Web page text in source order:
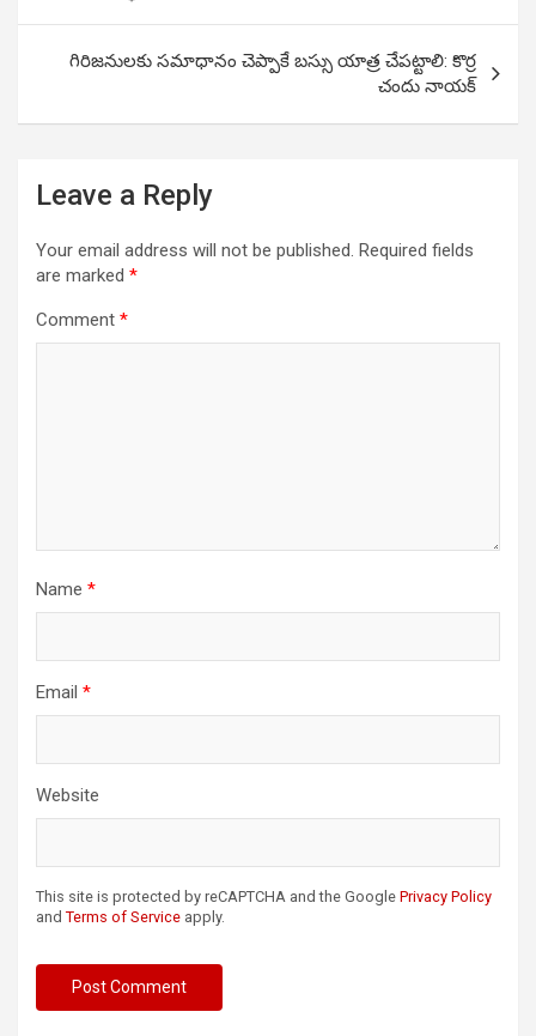
గిరిజనులకు సమాధానం చెప్పాకే బస్సు యాత్ర చేపట్టాలి: కొర్ర
చందు నాయక్
Leave a Reply
Your email address will not be published. Required fields
are marked *
Comment *
Name *
Email *
Website
This site is protected by reCAPTCHA and the Google Privacy Policy
and Terms of Service apply.